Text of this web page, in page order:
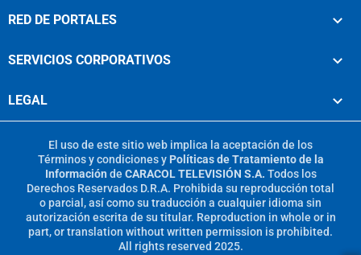
RED DE PORTALES
SERVICIOS CORPORATIVOS
LEGAL
El uso de este sitio web implica la aceptación de los
Términos y condicionesy Políticas de Tratamiento de la
Información de CARACOL TELEVISIÓN S.A. Todos los
Derechos Reservados D.R.A. Prohibida su reproducción total
o parcial, así como su traducción a cualquier idioma sin
autorización escrita de su titular. Reproduction in whole or in
part, or translation without written permission is prohibited.
All rights reserved 2025.